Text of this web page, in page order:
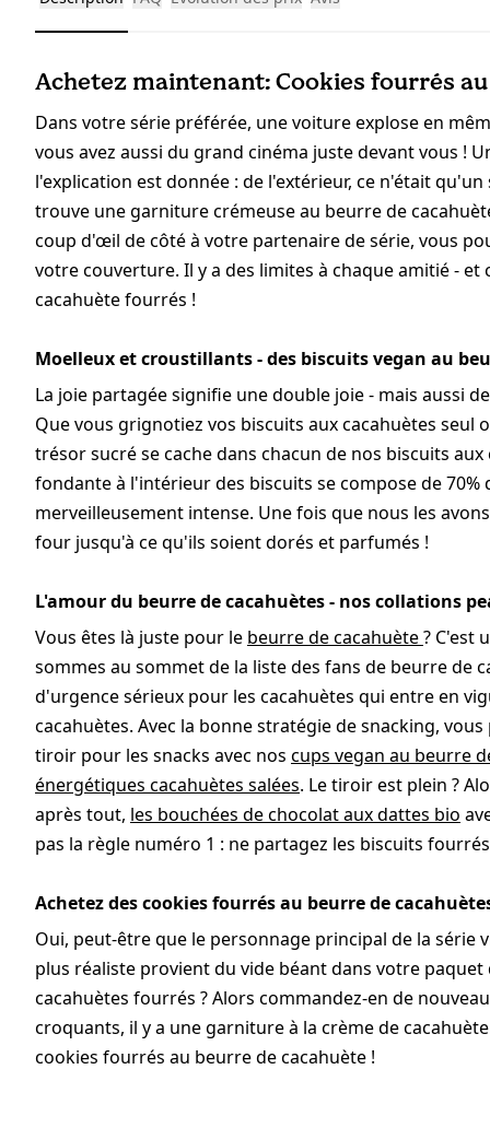
Achetez maintenant: Cookies fourrés
Dans votre série préférée, une voiture explose en
vous avez aussi du grand cinéma juste devant vous !
l'explication est donnée : de l'extérieur, ce n'était
trouve une garniture crémeuse au beurre de
coup d'œil de côté à votre partenaire de série, vous
votre couverture. Il y a des limites à chaque amitié -
cacahuète fourrés !
Moelleux et croustillants - des biscuits vegan au
La joie partagée signifie une double joie - mais aussi
Que vous grignotiez vos biscuits aux cacahuètes seul
trésor sucré se cache dans chacun de nos biscuits
fondante à l'intérieur des biscuits se compose de
merveilleusement intense. Une fois que nous les
four jusqu'à ce qu'ils soient dorés et parfumés !
L'amour du beurre de cacahuètes - nos collations
Vous êtes là juste pour le beurre de cacahuète? C'est
sommes au sommet de la liste des fans de beurre de
d'urgence sérieux pour les cacahuètes qui entre en
cacahuètes. Avec la bonne stratégie de snacking,
tiroir pour les snacks avec nos cups vegan au beurre
énergétiques cacahuètes salées. Le tiroir est plein ?
après tout, les bouchées de chocolat aux dattes bio
pas la règle numéro 1 : ne partagez les biscuits
Achetez des cookies fourrés au beurre de
Oui, peut-être que le personnage principal de la série
plus réaliste provient du vide béant dans votre paquet
cacahuètes fourrés ? Alors commandez-en de
croquants, il y a une garniture à la crème de
cookies fourrés au beurre de cacahuète !